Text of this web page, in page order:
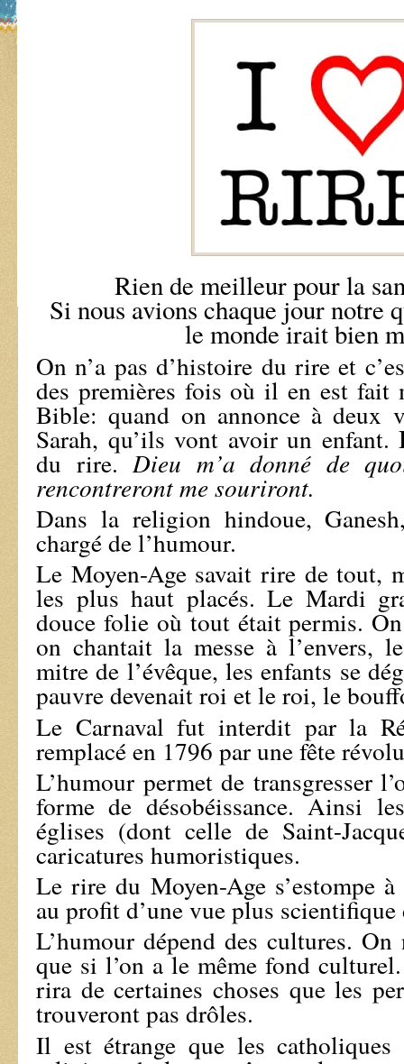
Rien de meilleur pour la
Si nous avions chaque jour notre
le monde irait bien
On n’a pas d’histoire du rire et
des premières fois où il en est fait
Bible: quand on annonce à deux
Sarah, qu’ils vont avoir un enfant.
du rire.Dieu m’a donné de
rencontreront me souriront.
Dans la religion hindoue,
chargé de l’humour.
Le Moyen-Age savait rire de tout,
les plus haut placés. Le Mardi
douce folie où tout était permis.
on chantait la messe à l’envers,
mitre de l’évêque, les enfants se
pauvre devenait roi et le roi, le
Le Carnaval fut interdit par la
remplacé en 1796 par une fête
L’humour permet de transgresser
forme de désobéissance. Ainsi
églises (dont celle de Saint-
caricatures humoristiques.
Le rire du Moyen-Age s’estompe
au profit d’une vue plus
L’humour dépend des cultures.
que si l’on a le même fond
rira de certaines choses que les
trouveront pas drôles.
Il est étrange que les